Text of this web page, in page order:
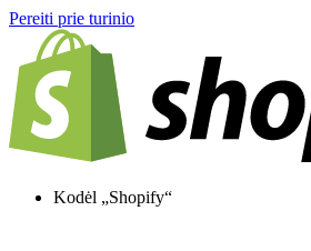
Pereiti prie turinio
Kodėl „Shopify“